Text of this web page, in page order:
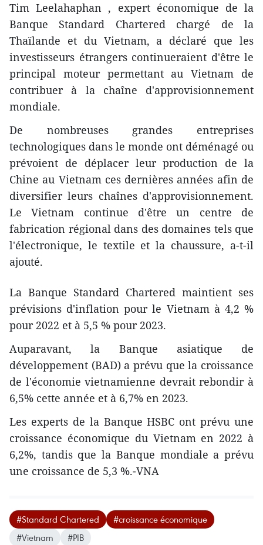
Tim Leelahaphan , expert économique de la
Banque Standard Chartered chargé de la
Thaïlande et du Vietnam, a déclaré que les
investisseurs étrangers continueraient d'être le
principal moteur permettant au Vietnam de
contribuer à la chaîne d'approvisionnement
mondiale.
De nombreuses grandes entreprises
technologiques dans le monde ont déménagé ou
prévoient de déplacer leur production de la
Chine au Vietnam ces dernières années afin de
diversifier leurs chaînes d'approvisionnement.
Le Vietnam continue d'être un centre de
fabrication régional dans des domaines tels que
l'électronique, le textile et la chaussure, a-t-il
ajouté.
La Banque Standard Chartered maintient ses
prévisions d'inflation pour le Vietnam à 4,2 %
pour 2022 et à 5,5 % pour 2023.
Auparavant, la Banque asiatique de
développement (BAD) a prévu que la croissance
de l'économie vietnamienne devrait rebondir à
6,5% cette année et à 6,7% en 2023.
Les experts de la Banque HSBC ont prévu une
croissance économique du Vietnam en 2022 à
6,2%, tandis que la Banque mondiale a prévu
une croissance de 5,3 %.-VNA
#Standard Chartered
#croissance économique
#Vietnam
#PIB